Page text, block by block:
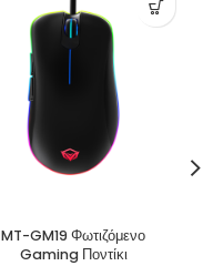
MT-GM19 Φωτιζόμενο
Gaming Ποντίκι